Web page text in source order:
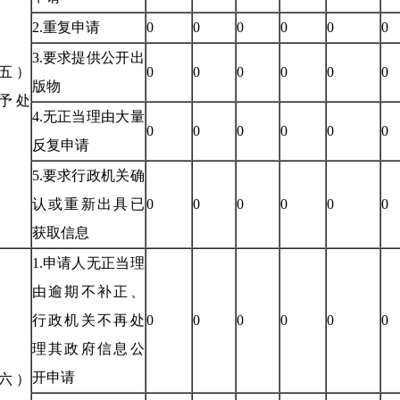
）
处
2.重复申请 0 0 0 0 0 0
3.要求提供公开出
版物
0 0 0 0 0 0
4.无正当理由大量
反复申请
0 0 0 0 0 0
5.要求行政机关确
认或重新出具已
获取信息
0 0 0 0 0 0
）
1.申请人无正当理
由逾期不补正、
行政机关不再处
理其政府信息公
开申请
0 0 0 0 0 0